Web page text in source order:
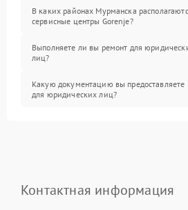
В каких районах Мурманска
сервисные центры Gorenje?
Выполняете ли вы ремонт для
лиц?
Какую документацию вы предоставляете
для юридических лиц?
Контактная информация